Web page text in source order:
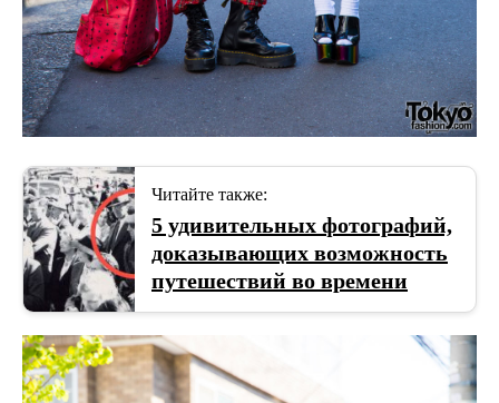
Читайте также:
5 удивительных фотографий,
доказывающих возможность
путешествий во времени